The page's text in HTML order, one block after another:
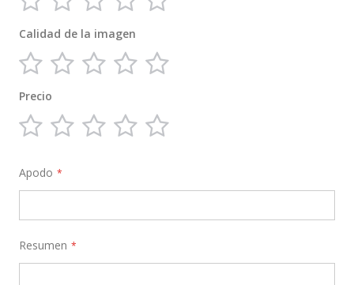
Calidad de la imagen
1
2
3
4
Precio
1
2
3
4
Apodo
Resumen